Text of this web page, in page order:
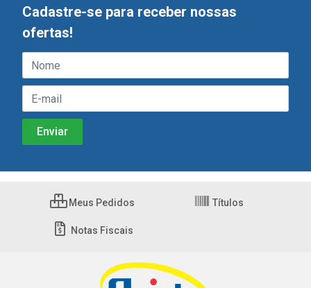
Cadastre-se para receber nossas
ofertas!
Meus Pedidos Títulos
Notas Fiscais